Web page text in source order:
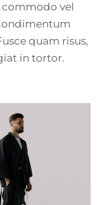
vel
quam risus,
in tortor.